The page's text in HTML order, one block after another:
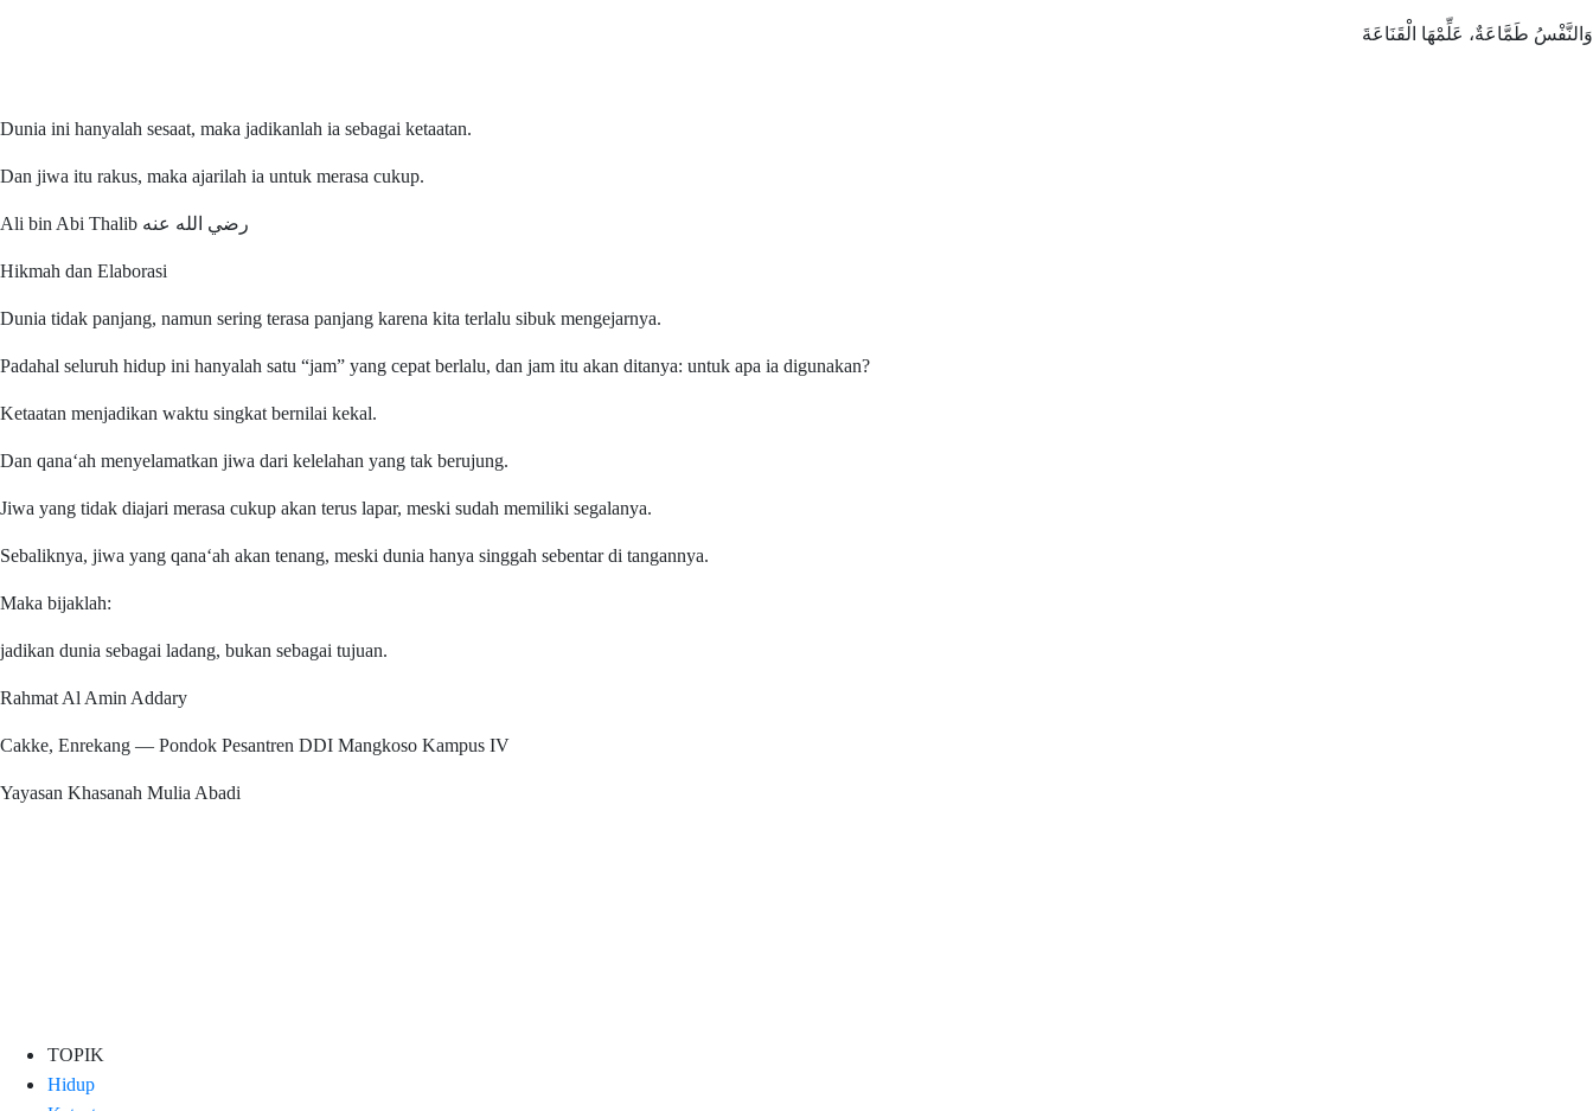
وَالنَّفْسُ طَمَّاعَةٌ، عَلِّمْهَا الْقَنَاعَةَ
Dunia ini hanyalah sesaat, maka jadikanlah ia sebagai ketaatan.
Dan jiwa itu rakus, maka ajarilah ia untuk merasa cukup.
Ali bin Abi Thalib رضي الله عنه
Hikmah dan Elaborasi
Dunia tidak panjang, namun sering terasa panjang karena kita terlalu sibuk mengejarnya.
Padahal seluruh hidup ini hanyalah satu “jam” yang cepat berlalu, dan jam itu akan ditanya: untuk apa ia digunakan?
Ketaatan menjadikan waktu singkat bernilai kekal.
Dan qana‘ah menyelamatkan jiwa dari kelelahan yang tak berujung.
Jiwa yang tidak diajari merasa cukup akan terus lapar, meski sudah memiliki segalanya.
Sebaliknya, jiwa yang qana‘ah akan tenang, meski dunia hanya singgah sebentar di tangannya.
Maka bijaklah:
jadikan dunia sebagai ladang, bukan sebagai tujuan.
Rahmat Al Amin Addary
Cakke, Enrekang — Pondok Pesantren DDI Mangkoso Kampus IV
Yayasan Khasanah Mulia Abadi
TOPIK
Hidup